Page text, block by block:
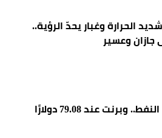
الحرارة وغبار يحدّ الرؤية..
جازان وعسير
وبرنت عند 79.08 دولارًا